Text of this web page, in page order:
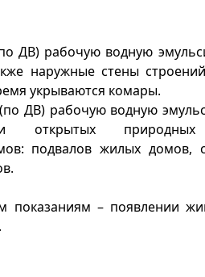
ДВ) рабочую водную
наружные стены
укрываются комары.
ДВ) рабочую водную
открытых
подвалов жилых домов,
показаниям – появлении